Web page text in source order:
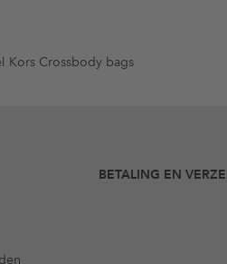
Kors Crossbody bags
BETALING EN